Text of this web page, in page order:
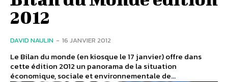
2012
DAVID NAULIN - 16 JANVIER 2012
Le Bilan du monde (en kiosque le 17 janvier) offre dans
cette édition 2012 un panorama de la situation
économique, sociale et environnementale de...